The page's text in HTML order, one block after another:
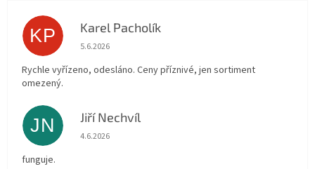
KP Karel Pacholík
Hodnocení obchodu je 4 z 5 hvězdiček.
5.6.2026
Rychle vyřízeno, odesláno. Ceny příznivé, jen sortiment
omezený.
JN Jiří Nechvíl
Hodnocení obchodu je 5 z 5 hvězdiček.
4.6.2026
funguje.